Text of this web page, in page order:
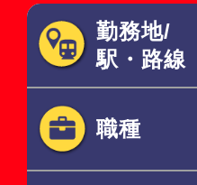
勤務地/
駅・路線
職種